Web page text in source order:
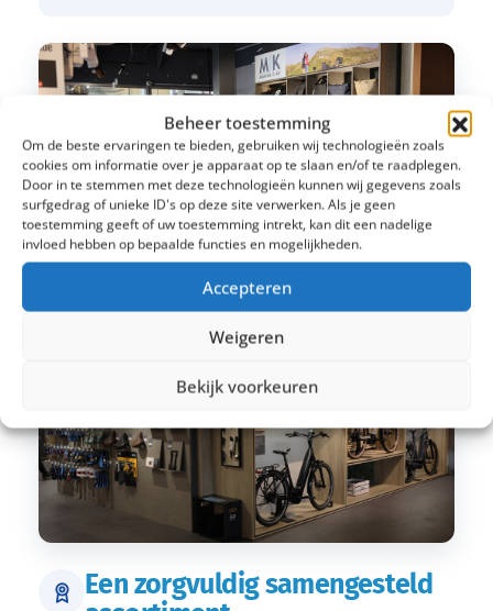
Beheer toestemming
Om de beste ervaringen te bieden, gebruiken wij technologieën zoals
cookies om informatie over je apparaat op te slaan en/of te raadplegen.
Door in te stemmen met deze technologieën kunnen wij gegevens zoals
surfgedrag of unieke ID's op deze site verwerken. Als je geen
toestemming geeft of uw toestemming intrekt, kan dit een nadelige
invloed hebben op bepaalde functies en mogelijkheden.
Accepteren
Weigeren
Bekijk voorkeuren
Een zorgvuldig samengesteld